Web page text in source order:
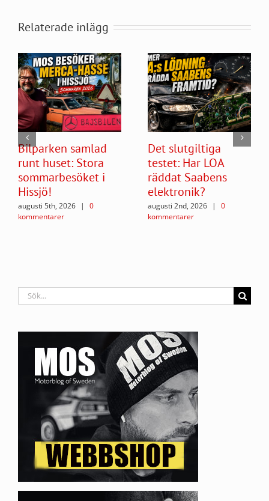
Relaterade inlägg
Bilparken samlad
runt huset: Stora
sommarbesöket i
Hissjö!
augusti 5th, 2026 |
0
kommentarer
Det slutgiltiga
testet: Har LOA
räddat Saabens
elektronik?
augusti 2nd, 2026 |
0
kommentarer
Sök
efter: